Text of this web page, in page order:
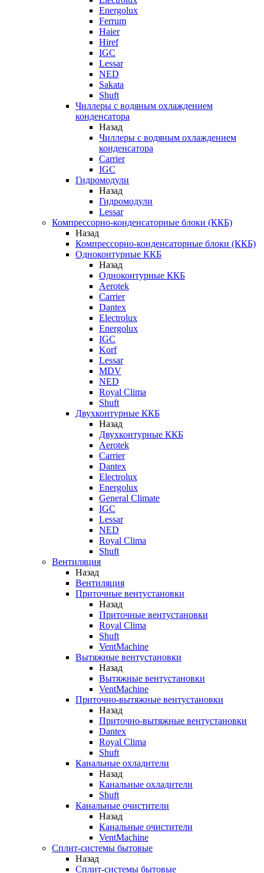
Energolux
Ferrum
Haier
Hiref
IGC
Lessar
NED
Sakata
Shuft
Чиллеры с водяным охлаждением
конденсатора
Назад
Чиллеры с водяным охлаждением
конденсатора
Carrier
IGC
Гидромодули
Назад
Гидромодули
Lessar
Компрессорно-конденсаторные блоки (ККБ)
Назад
Компрессорно-конденсаторные блоки (ККБ)
Одноконтурные ККБ
Назад
Одноконтурные ККБ
Aerotek
Carrier
Dantex
Electrolux
Energolux
IGC
Korf
Lessar
MDV
NED
Royal Clima
Shuft
Двухконтурные ККБ
Назад
Двухконтурные ККБ
Aerotek
Carrier
Dantex
Electrolux
Energolux
General Climate
IGC
Lessar
NED
Royal Clima
Shuft
Вентиляция
Назад
Вентиляция
Приточные вентустановки
Назад
Приточные вентустановки
Royal Clima
Shuft
VentMachine
Вытяжные вентустановки
Назад
Вытяжные вентустановки
VentMachine
Приточно-вытяжные вентустановки
Назад
Приточно-вытяжные вентустановки
Dantex
Royal Clima
Shuft
Канальные охладители
Назад
Канальные охладители
Shuft
Канальные очистители
Назад
Канальные очистители
VentMachine
Сплит-системы бытовые
Назад
Сплит-системы бытовые